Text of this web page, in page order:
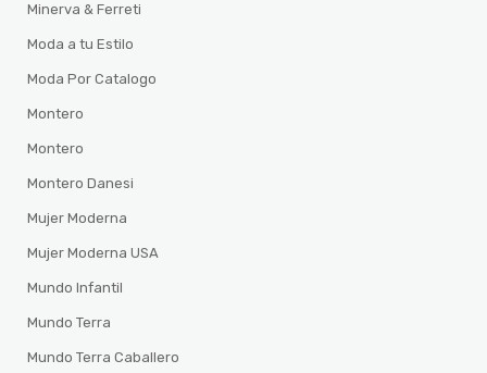
Minerva & Ferreti
Moda a tu Estilo
Moda Por Catalogo
Montero
Montero
Montero Danesi
Mujer Moderna
Mujer Moderna USA
Mundo Infantil
Mundo Terra
Mundo Terra Caballero